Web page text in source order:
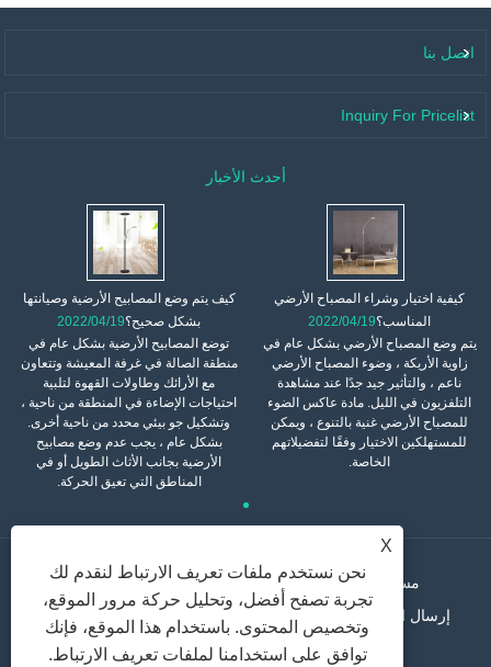
اتصل بنا
Inquiry For Pricelist
أحدث الأخبار
كيف يتم وضع المصابيح الأرضية وصيانتها
بشكل صحيح؟2022/04/19
توضع المصابيح الأرضية بشكل عام في
منطقة الصالة في غرفة المعيشة وتتعاون
مع الأرائك وطاولات القهوة لتلبية
احتياجات الإضاءة في المنطقة من ناحية ،
وتشكيل جو بيئي محدد من ناحية أخرى.
بشكل عام ، يجب عدم وضع مصابيح
الأرضية بجانب الأثاث الطويل أو في
المناطق التي تعيق الحركة.
كيفية اختيار وشراء المصباح الأرضي
المناسب؟2022/04/19
يتم وضع المصباح الأرضي بشكل عام في
زاوية الأريكة ، وضوء المصباح الأرضي
ناعم ، والتأثير جيد جدًا عند مشاهدة
التلفزيون في الليل. مادة عاكس الضوء
للمصباح الأرضي غنية بالتنوع ، ويمكن
للمستهلكين الاختيار وفقًا لتفضيلاتهم
الخاصة.
مسكن معلومات عنا منتجات أخبار
تحميل
إرسال استفسار
اتصل بنا الروابط Sitemap
RSS
XML
Privacy Policy
X
نحن نستخدم ملفات تعريف الارتباط لنقدم لك
تجربة تصفح أفضل، وتحليل حركة مرور الموقع،
وتخصيص المحتوى. باستخدام هذا الموقع، فإنك
توافق على استخدامنا لملفات تعريف الارتباط.